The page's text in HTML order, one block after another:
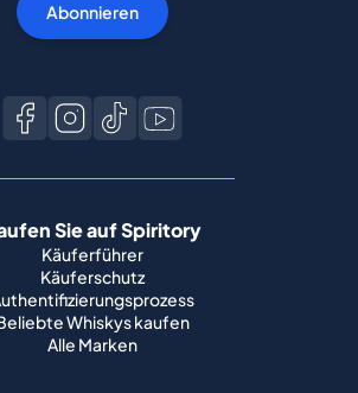
Abonnieren
Sie auf Spiritory
Käuferführer
Käuferschutz
Whiskys kaufen
Alle Marken